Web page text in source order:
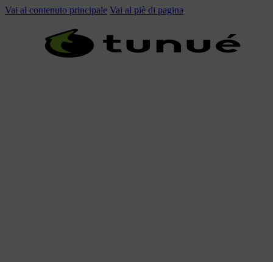
Vai al contenuto principale Vai al piè di pagina